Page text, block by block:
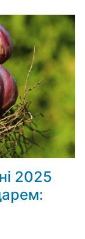
2025